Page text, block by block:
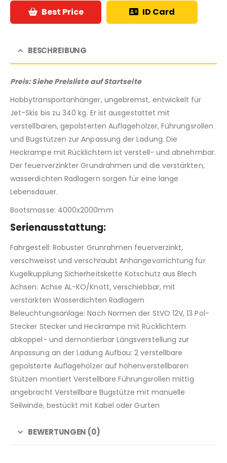
Best Price ID Card
BESCHREIBUNG
Preis: Siehe Preisliste auf Startseite
Hobbytransportanhänger, ungebremst, entwickelt für
Jet-Skis bis zu 340 kg. Er ist ausgestattet mit
verstellbaren, gepolsterten Auflagehölzer, Führungsrollen
und Bugstützen zur Anpassung der Ladung. Die
Heckrampe mit Rücklichtern ist verstell- und abnehmbar.
Der feuerverzinkter Grundrahmen und die verstärkten,
wasserdichten Radlagern sorgen für eine lange
Lebensdauer.
Bootsmasse: 4000x2000mm
Serienausstattung:
Fahrgestell: Robuster Grunrahmen feuerverzinkt,
verschweisst und verschraubt Anhängevorrichtung für
Kugelkupplung Sicherheitskette Kotschutz aus Blech
Achsen: Achse AL-KO/Knott, verschiebbar, mit
verstärkten Wasserdichten Radlagern
Beleuchtungsanlage: Nach Normen der StVO 12V, 13 Pol-
Stecker Stecker und Heckrampe mit Rücklichtern
abkoppel- und demontierbar Längsverstellung zur
Anpassung an der Ladung Aufbau: 2 verstellbare
gepolsterte Auflagehölzer auf höhenverstellbaren
Stützen montiert Verstellbare Führungsrollen mittig
angebracht Verstellbare Bugstütze mit manuelle
Seilwinde, bestückt mit Kabel oder Gurten
BEWERTUNGEN (0)